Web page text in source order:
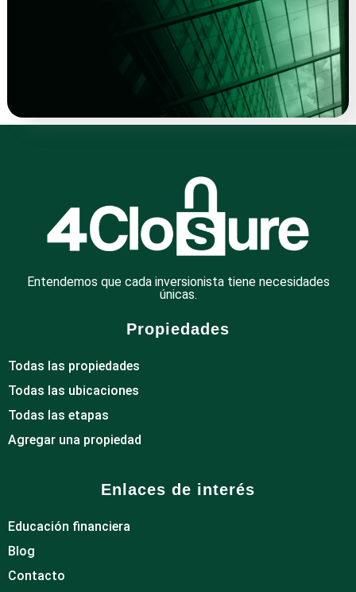
Entendemos que cada inversionista tiene necesidades
únicas.
Propiedades
Todas las propiedades
Todas las ubicaciones
Todas las etapas
Agregar una propiedad
Enlaces de interés
Educación financiera
Blog
Contacto